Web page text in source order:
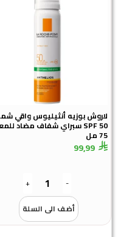
بوزيه أنثيليوس واقي شمس
SPF 50 سبراي شفاف مضاد للمعان
+
أضف الى السلة